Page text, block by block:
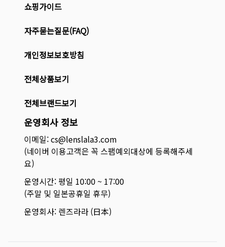
쇼핑가이드
자주묻는질문(FAQ)
개인정보보호방침
전체상품보기
전체브랜드보기
운영회사 정보
이메일: cs@lenslala3.com
(네이버 이용고객은 꼭 스팸예외대상에 등록해주세
요)
운영시간: 평일 10:00 ~ 17:00
(주말 및 일본공휴일 휴무)
운영회사: 렌즈라라 (日本)